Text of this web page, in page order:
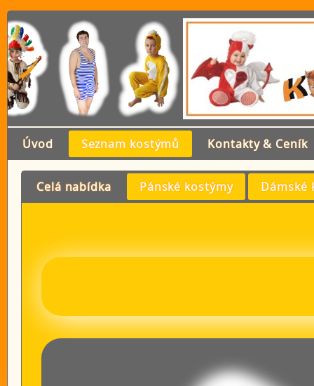
Úvod Seznam kostýmů Kontakty & Ceník
Celá nabídka Pánské kostýmy Dámské